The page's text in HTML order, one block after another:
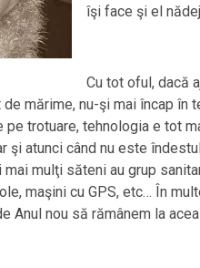
îşi face şi el
Cu tot oful, dacă
mărime, nu-şi mai încap în
pe trotuare, tehnologia e tot
şi atunci când nu este
mulţi săteni au grup
maşini cu GPS, etc… În
Anul nou să rămânem la